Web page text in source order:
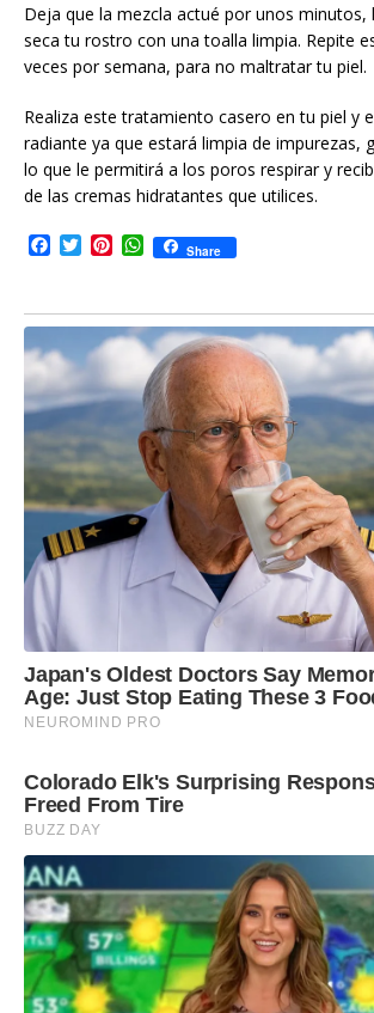
Deja que la mezcla actué por unos minutos,
seca tu rostro con una toalla limpia. Repite
veces por semana, para no maltratar tu piel.
Realiza este tratamiento casero en tu piel y
radiante ya que estará limpia de impurezas,
lo que le permitirá a los poros respirar y
de las cremas hidratantes que utilices.
e
b
o
o
k
T
t
t
e
r
P
t
e
s
W
h
t
s
A
p
p
Share